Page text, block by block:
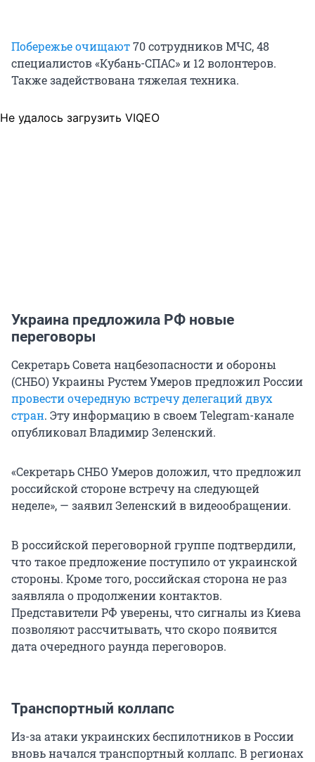
Побережье очищают70 сотрудников МЧС, 48
специалистов «Кубань-СПАС» и 12 волонтеров.
Также задействована тяжелая техника.
Не удалось загрузить VIQEO
Украина предложила РФ новые
переговоры
Секретарь Совета нацбезопасности и обороны
(СНБО) Украины Рустем Умеров предложил России
провести очередную встречу делегаций двух
стран. Эту информацию в своем Telegram-канале
опубликовал Владимир Зеленский.
«Секретарь СНБО Умеров доложил, что предложил
российской стороне встречу на следующей
неделе», — заявил Зеленский в видеообращении.
В российской переговорной группе подтвердили,
что такое предложение поступило от украинской
стороны. Кроме того, российская сторона не раз
заявляла о продолжении контактов.
Представители РФ уверены, что сигналы из Киева
позволяют рассчитывать, что скоро появится
дата очередного раунда переговоров.
Транспортный коллапс
Из-за атаки украинских беспилотников в России
вновь начался транспортный коллапс. В регионах